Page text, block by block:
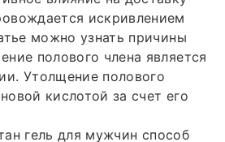
искривлением
можно узнать причины
полового члена является
Утолщение полового
кислотой за счет его
гель для мужчин способ